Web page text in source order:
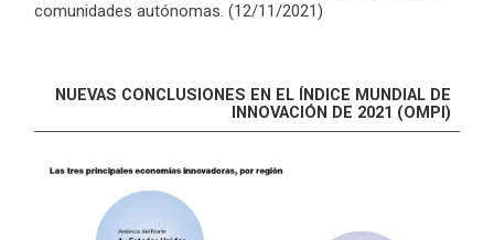
comunidades autónomas. (12/11/2021)
NUEVAS CONCLUSIONES EN EL ÍNDICE MUNDIAL DE
INNOVACIÓN DE 2021 (OMPI)